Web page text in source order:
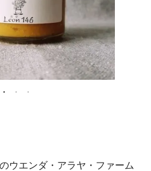
ウエンダ・アラヤ・ファーム